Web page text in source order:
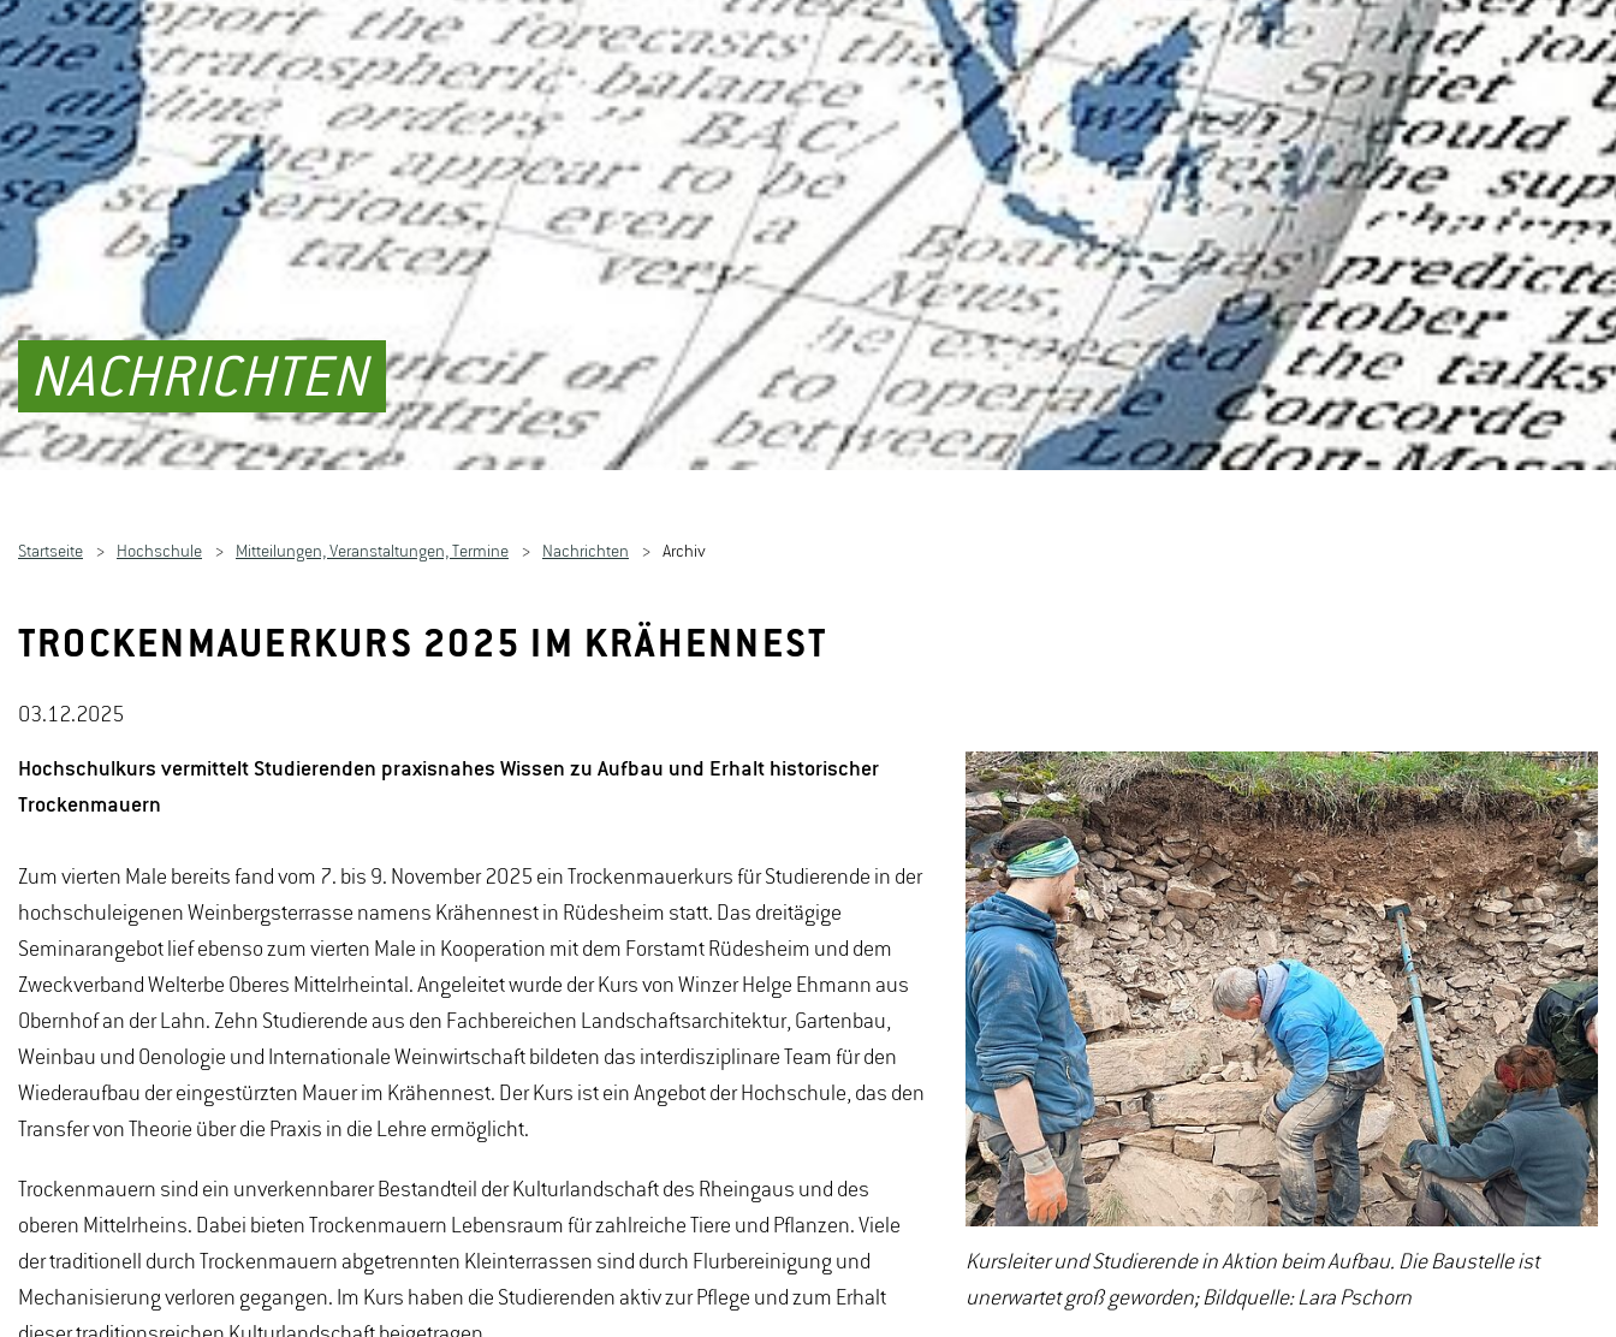
NACHRICHTEN
Startseite Hochschule Mitteilungen, Veranstaltungen, Termine Nachrichten Archiv
TROCKENMAUERKURS 2025 IM KRÄHENNEST
03.12.2025
Kursleiter und Studierende in Aktion beim Aufbau. Die Baustelle ist
unerwartet groß geworden; Bildquelle: Lara Pschorn
Hochschulkurs vermittelt Studierenden praxisnahes Wissen zu Aufbau und Erhalt historischer
Trockenmauern
Zum vierten Male bereits fand vom 7. bis 9. November 2025 ein Trockenmauerkurs für Studierende in der
hochschuleigenen Weinbergsterrasse namens Krähennest in Rüdesheim statt. Das dreitägige
Seminarangebot lief ebenso zum vierten Male in Kooperation mit dem Forstamt Rüdesheim und dem
Zweckverband Welterbe Oberes Mittelrheintal. Angeleitet wurde der Kurs von Winzer Helge Ehmann aus
Obernhof an der Lahn. Zehn Studierende aus den Fachbereichen Landschaftsarchitektur, Gartenbau,
Weinbau und Oenologie und Internationale Weinwirtschaft bildeten das interdisziplinare Team für den
Wiederaufbau der eingestürzten Mauer im Krähennest. Der Kurs ist ein Angebot der Hochschule, das den
Transfer von Theorie über die Praxis in die Lehre ermöglicht.
Trockenmauern sind ein unverkennbarer Bestandteil der Kulturlandschaft des Rheingaus und des
oberen Mittelrheins. Dabei bieten Trockenmauern Lebensraum für zahlreiche Tiere und Pflanzen. Viele
der traditionell durch Trockenmauern abgetrennten Kleinterrassen sind durch Flurbereinigung und
Mechanisierung verloren gegangen. Im Kurs haben die Studierenden aktiv zur Pflege und zum Erhalt